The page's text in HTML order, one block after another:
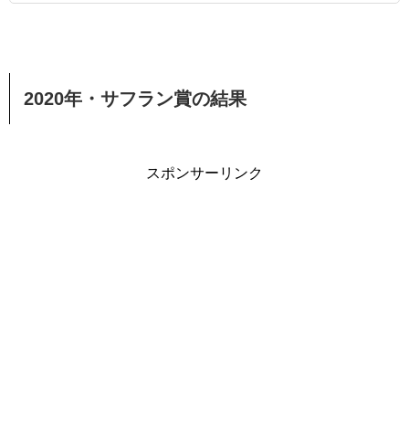
2020年・サフラン賞の結果
スポンサーリンク